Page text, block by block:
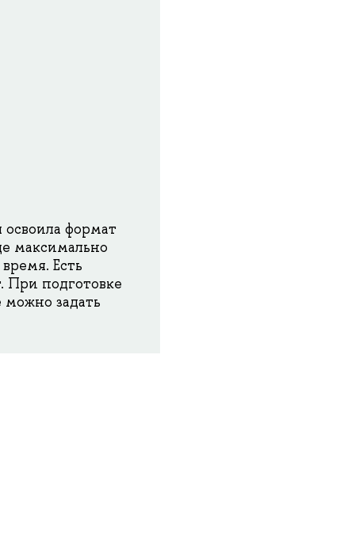
формат
максимально
Есть
При подготовке
можно задать